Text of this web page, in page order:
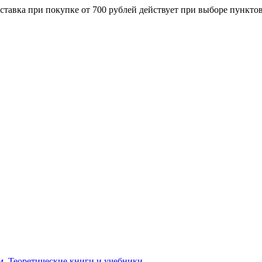
при покупке от 700 рублей действует при выборе